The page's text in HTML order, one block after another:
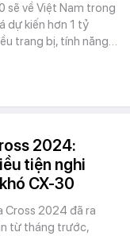
sẽ về Việt Nam trong
dự kiến hơn 1 tỷ
trang bị, tính năng…
2024:
tiện nghi
CX-30
Cross 2024 đã ra
từ tháng trước,